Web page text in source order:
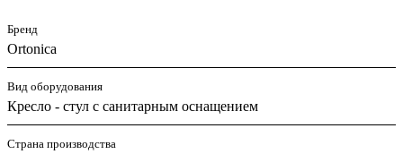
Бренд
Ortonica
Вид оборудования
Кресло - стул с санитарным оснащением
Страна производства